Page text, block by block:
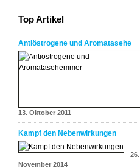
Top Artikel
Antiöstrogene und Aromatasehe
13. Oktober 2011
Kampf den Nebenwirkungen
26.
November 2014